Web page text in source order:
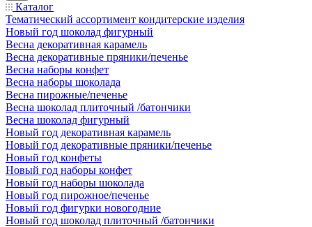
Каталог
Тематический ассортимент кондитерские изделия
Новый год шоколад фигурный
Весна декоративная карамель
Весна декоративные пряники/печенье
Весна наборы конфет
Весна наборы шоколада
Весна пирожные/печенье
Весна шоколад плиточный /батончики
Весна шоколад фигурный
Новый год декоративная карамель
Новый год декоративные пряники/печенье
Новый год конфеты
Новый год наборы конфет
Новый год наборы шоколада
Новый год пирожное/печенье
Новый год фигурки новогодние
Новый год шоколад плиточный /батончики